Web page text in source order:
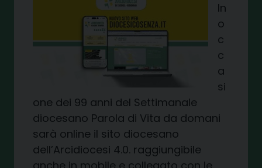
In
o
c
c
a
si
one dei 99 anni del Settimanale
diocesano Parola di Vita da domani
sarà online il sito diocesano
dell’Arcidiocesi 4.0. raggiungibile